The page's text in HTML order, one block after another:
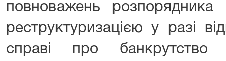
повноважень
реструктуризацією у разі
справі про банкрутство